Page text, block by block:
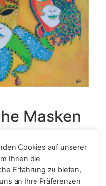
Masken
Cookies auf unserer
Ihnen die
Erfahrung zu bieten,
an Ihre Präferenzen